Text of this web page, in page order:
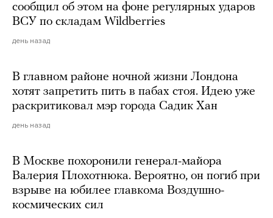
сообщил об этом на фоне регулярных ударов
ВСУ по складам Wildberries
день назад
В главном районе ночной жизни Лондона
хотят запретить пить в пабах стоя. Идею уже
раскритиковал мэр города Садик Хан
день назад
В Москве похоронили генерал-майора
Валерия Плохотнюка. Вероятно, он погиб при
взрыве на юбилее главкома Воздушно-
космических сил